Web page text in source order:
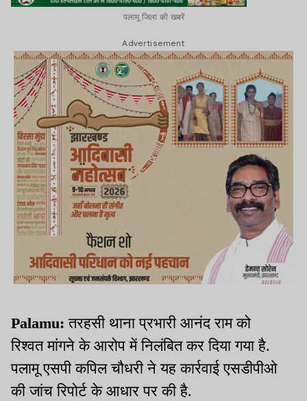
पलामू जिला की खबरें
Advertisement
Palamu: तरहसी थाना प्रभारी आनंद राम को
रिश्वत मांगने के आरोप में निलंबित कर दिया गया है.
पलामू एसपी कपिल चौधरी ने यह कार्रवाई एसडीपीओ
की जांच रिपोर्ट के आधार पर की है.